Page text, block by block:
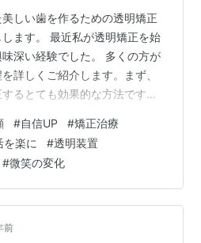
しい歯を作るための透明矯正
ます。 最近私が透明矯正を始
深い経験でした。 多くの方が
詳しくご紹介します。まず、
るとても効果的な方法です。
ですよ。 最近多くの方が選択
。 それで私も決心して始める
、まず最初の段階で3D口腔ス
スキャンすることから始めま
本当に不思議な機械なんです
3Dデータに変…
#自信UP #矯正治療
を楽に #透明装置
#微笑の変化
前